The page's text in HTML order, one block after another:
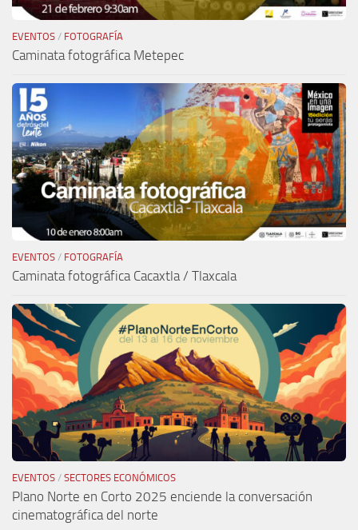
EVENTOS / FOTOGRAFÍA
Caminata fotográfica Metepec
EVENTOS / FOTOGRAFÍA
Caminata fotográfica Cacaxtla / Tlaxcala
EVENTOS / SECTORES ECONÓMICOS
Plano Norte en Corto 2025 enciende la conversación
cinematográfica del norte